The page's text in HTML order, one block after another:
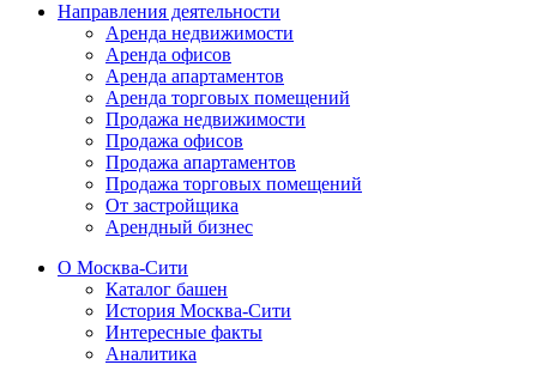
Направления деятельности
Аренда недвижимости
Аренда офисов
Аренда апартаментов
Аренда торговых помещений
Продажа недвижимости
Продажа офисов
Продажа апартаментов
Продажа торговых помещений
От застройщика
Арендный бизнес
О Москва-Сити
Каталог башен
История Москва-Сити
Интересные факты
Аналитика